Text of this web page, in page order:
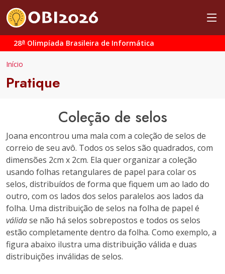
28a Olimpíada Brasileira de Informática
Início
Pratique
Coleção de selos
Joana encontrou uma mala com a coleção de selos de
correio de seu avô. Todos os selos são quadrados, com
dimensões 2cm x 2cm. Ela quer organizar a coleção
usando folhas retangulares de papel para colar os
selos, distribuídos de forma que fiquem um ao lado do
outro, com os lados dos selos paralelos aos lados da
folha. Uma distribuição de selos na folha de papel é
válidase não há selos sobrepostos e todos os selos
estão completamente dentro da folha. Como exemplo, a
figura abaixo ilustra uma distribuição válida e duas
distribuições inválidas de selos.